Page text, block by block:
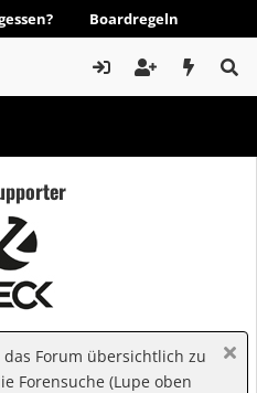
Boardregeln
Forum übersichtlich zu
Forensuche (Lupe oben